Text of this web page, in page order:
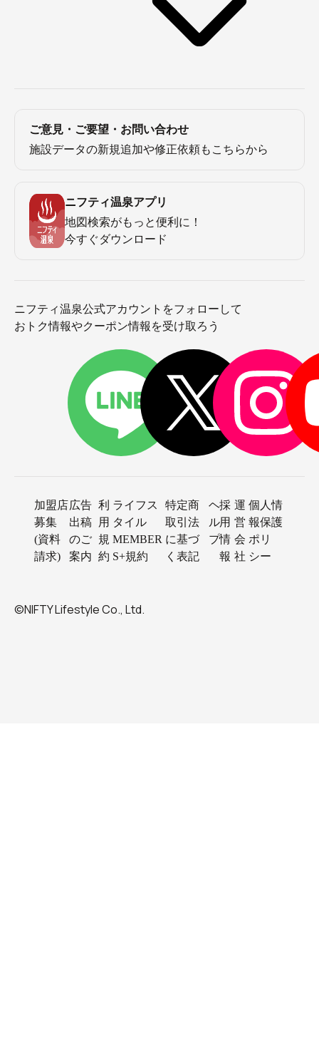
ご意見・ご要望・お問い合わせ
施設データの新規追加や修正依頼もこちらから
ニフティ温泉アプリ
地図検索がもっと便利に！
今すぐダウンロード
ニフティ温泉公式アカウントをフォローして
おトク情報やクーポン情報を受け取ろう
加盟店
募集
(資料
請求)
広告
出稿
のご
案内
利
用
規
約
ライフス
タイル
MEMBER
S+規約
特定商
取引法
に基づ
く表記
ヘ
ル
プ
採
用
情
報
運
営
会
社
個人情
報保護
ポリ
シー
©NIFTY Lifestyle Co., Ltd.